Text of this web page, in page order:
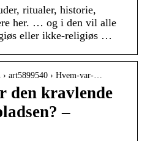
ritualer, historie,
her. … og i den vil alle
eller ikke-religiøs …
› art5899540 › Hvem-var-…
den kravlende
–